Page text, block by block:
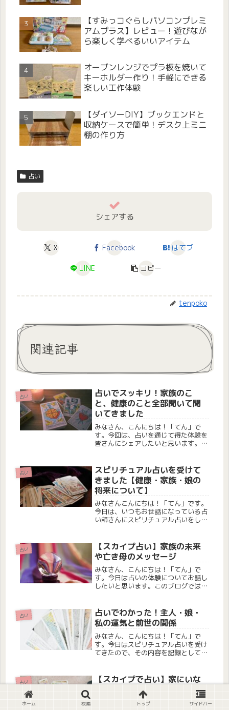
【すみっコぐらしパソコンプレミ
アムプラス】レビュー！遊びなが
ら楽しく学べるいいアイテム
オーブンレンジでプラ板を焼いて
キーホルダー作り！手軽にできる
楽しい工作体験
【ダイソーDIY】ブックエンドと
収納ケースで簡単！デスク上ミニ
棚の作り方
占い
シェアする
X Facebook はてブ
LINE コピー
tenpoko
関連記事
占い
占いでスッキリ！家族のこ
と、健康のこと全部聞いて聞
いてきました
みなさん、こんにちは！「てん」で
す。今回は、占いを通じて得た体験を
皆さんにシェアしたいと思います。い
を相談してきました。記録として残し
ておきたいので、ここに書き留めま
す。母...
占い
スピリチュアル占いを受けて
きました【健康・家族・娘の
将来について】
みなさんこんにちは！「てん」です。
今日は、いつもお世話になっている占
い師さんにスピリチュアル占いをして
は、ぜひ読んでみてください。過去の
占いはこちらからご覧いただけます。
※...
占い
【スカイプ占い】家族の未来
や亡き母のメッセージ
みなさん、こんにちは！「てん」で
す。今日は占いの体験についてお話し
したいと思います。このブログでは、
の10月に母が病気で亡くなったので
すが、占い師は亡くなった方ともコン
タク...
占い
占いでわかった！主人・娘・
私の運気と前世の関係
みなさん、こんにちは！「てん」で
す。今日はスピリチュアル占いを受け
てきたので、その内容を記録として残
味のある方は読んでいただけると嬉し
いです。今回お願いしたのは、いつも
占い
【スカイプで占い】家にいな
がら占いができる魅力
みなさんこんにちは！「てん」です。
ホーム 検索 トップ サイドバー